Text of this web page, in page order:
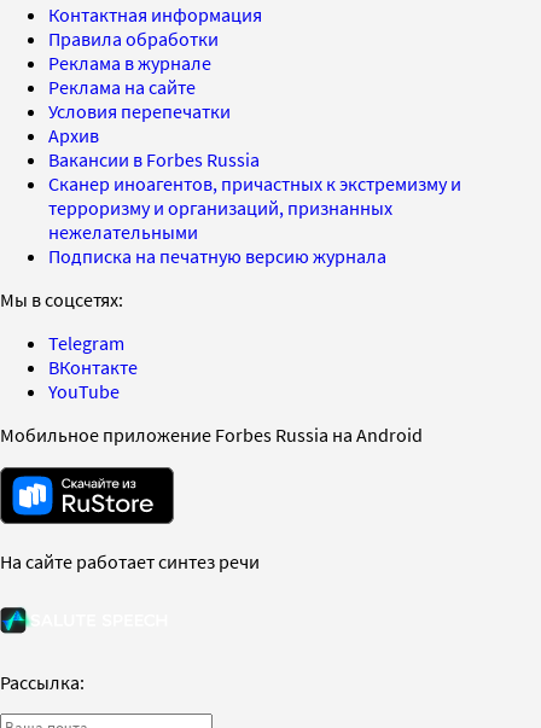
Контактная информация
Правила обработки
Реклама в журнале
Реклама на сайте
Условия перепечатки
Архив
Вакансии в Forbes Russia
Сканер иноагентов, причастных к экстремизму и
терроризму и организаций, признанных
нежелательными
Подписка на печатную версию журнала
Мы в соцсетях:
Telegram
ВКонтакте
YouTube
Мобильное приложение Forbes Russia на Android
На сайте работает синтез речи
Рассылка: